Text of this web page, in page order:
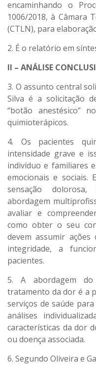
encaminhando o
1006/2018, à Câmara
(CTLN), para
2. É o relatório em
II – ANÁLISE
3. O assunto central
Silva é a solicitação
“botão anestésico”
quimioterápicos.
4. Os pacientes
intensidade grave e
indivíduo e familiares
emocionais e sociais.
sensação
abordagem
avaliar e
como obter o seu
devem assumir
integridade, a
pacientes.
5. A abordagem
tratamento da dor é a
serviços de saúde
análises
características da dor
ou doença associada.
6. Segundo Oliveira e